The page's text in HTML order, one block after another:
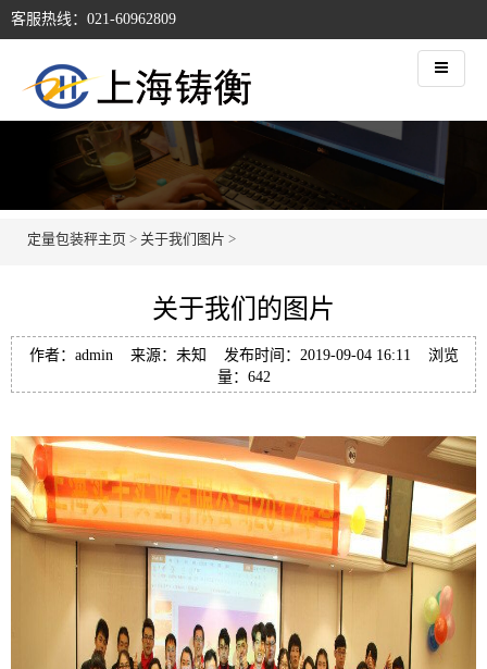
客服热线：021-60962809
定量包装秤主页 > 关于我们图片 >
关于我们的图片
作者：admin 来源：未知 发布时间：2019-09-04 16:11 浏览
量： 642